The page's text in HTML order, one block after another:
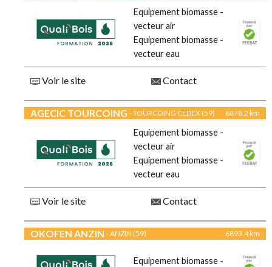
Equipement biomasse -
vecteur air
Equipement biomasse -
vecteur eau
Voir le site Contact
AGECIC TOURCOING - TOURCOING CEDEX (59) 6878.2 km
Equipement biomasse -
vecteur air
Equipement biomasse -
vecteur eau
Voir le site Contact
OKOFEN ANZIN - ANZIN (59) 6893.4 km
Equipement biomasse -